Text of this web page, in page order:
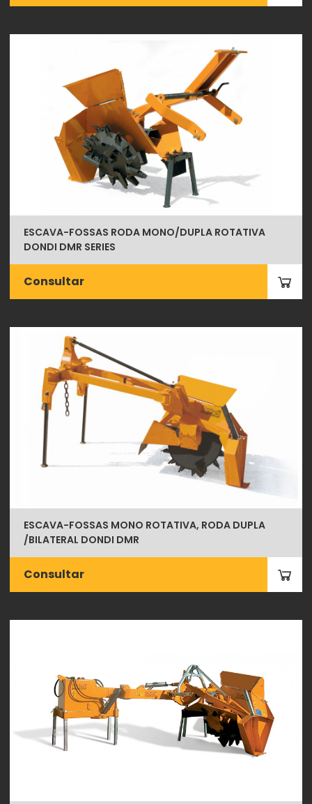
ESCAVA-FOSSAS RODA MONO/DUPLA ROTATIVA
DONDI DMR SERIES
Consultar
ESCAVA-FOSSAS MONO ROTATIVA, RODA DUPLA
/BILATERAL DONDI DMR
Consultar